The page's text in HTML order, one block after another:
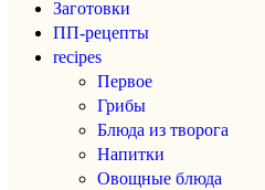
Заготовки
ПП-рецепты
recipes
Первое
Грибы
Блюда из творога
Напитки
Овощные блюда